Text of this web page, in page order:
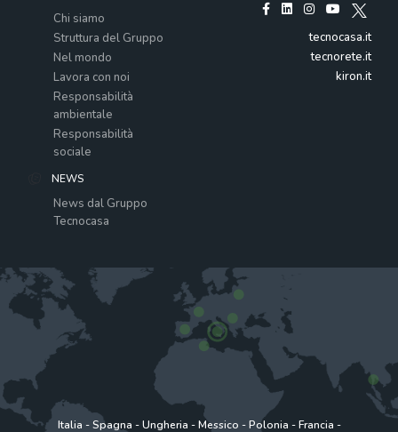
Chi siamo
Struttura del Gruppo
Nel mondo
Lavora con noi
Responsabilità
ambientale
Responsabilità
sociale
NEWS
News dal Gruppo
Tecnocasa
tecnocasa.it
tecnorete.it
kiron.it
Italia -Spagna -Ungheria -Messico -Polonia -Francia -